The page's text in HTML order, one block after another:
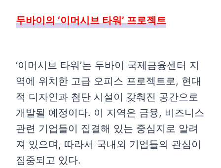
두바이의 ‘이머시브 타워’ 프로젝트
‘이머시브 타워’는 두바이 국제금융센터 지
역에 위치한 고급 오피스 프로젝트로, 현대
적 디자인과 첨단 시설이 갖춰진 공간으로
개발될 예정이다. 이 지역은 금융, 비즈니스
관련 기업들이 집결해 있는 중심지로 알려
져 있으며, 따라서 국내외 기업들의 관심이
집중되고 있다.